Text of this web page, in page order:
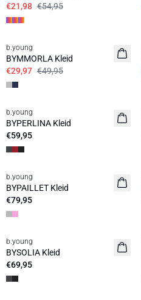
€21,98 €54,95
40%
b.young
BYMMORLA Kleid
€29,97 €49,95
b.young
BYPERLINA Kleid
€59,95
b.young
BYPAILLET Kleid
€79,95
b.young
BYSOLIA Kleid
€69,95